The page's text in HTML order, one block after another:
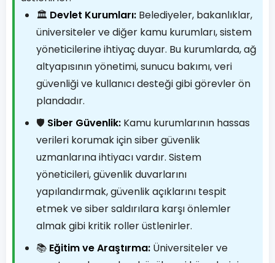
🏛️ Devlet Kurumları: Belediyeler, bakanlıklar,
üniversiteler ve diğer kamu kurumları, sistem
yöneticilerine ihtiyaç duyar. Bu kurumlarda, ağ
altyapısının yönetimi, sunucu bakımı, veri
güvenliği ve kullanıcı desteği gibi görevler ön
plandadır.
🛡️ Siber Güvenlik: Kamu kurumlarının hassas
verileri korumak için siber güvenlik
uzmanlarına ihtiyacı vardır. Sistem
yöneticileri, güvenlik duvarlarını
yapılandırmak, güvenlik açıklarını tespit
etmek ve siber saldırılara karşı önlemler
almak gibi kritik roller üstlenirler.
📚 Eğitim ve Araştırma: Üniversiteler ve